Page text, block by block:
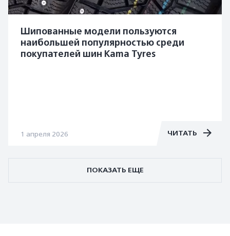
Шипованные модели пользуются
наибольшей популярностью среди
покупателей шин Kama Tyres
1 апреля 2026 ЧИТАТЬ
ПОКАЗАТЬ ЕЩЕ